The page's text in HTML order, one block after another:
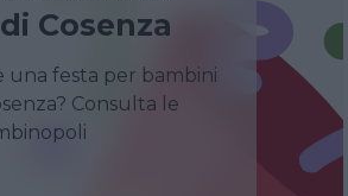
Cosenza
una festa per bambini
Consulta le